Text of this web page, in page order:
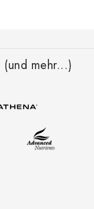
(und mehr...)